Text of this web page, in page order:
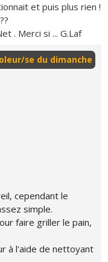
et puis plus rien !
. Merci si ... G.Laf
se du dimanche
cependant le
simple.
faire griller le pain,
à l'aide de nettoyant